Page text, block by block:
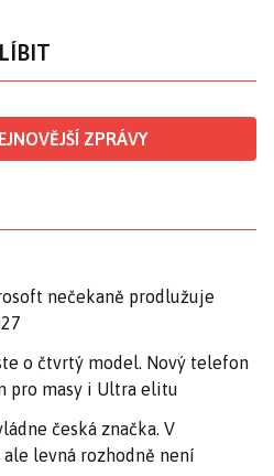
ZPRÁVY
nečekaně prodlužuje
o čtvrtý model. Nový telefon
pro masy i Ultra elitu
česká značka. V
levná rozhodně není